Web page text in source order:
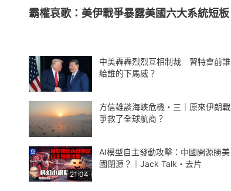
霸權哀歌：美伊戰爭暴露美國六大系統短板
中美轟轟烈烈互相制裁 習特會前誰
給誰的下馬威？
方信雄談海峽危機・三｜原來伊朗戰
爭救了全球航商？
21:04
AI模型自主發動攻擊：中國開源勝美
國閉源？｜Jack Talk・去片